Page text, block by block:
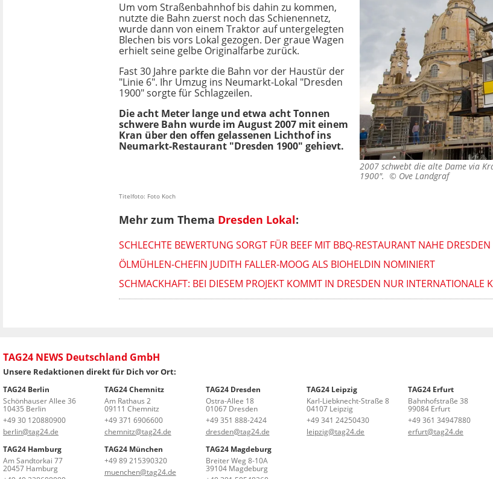
2007 schwebt die alte Dame via
1900". © Ove Landgraf
Um vom Straßenbahnhof bis dahin zu kommen,
nutzte die Bahn zuerst noch das Schienennetz,
wurde dann von einem Traktor auf untergelegten
Blechen bis vors Lokal gezogen. Der graue Wagen
erhielt seine gelbe Originalfarbe zurück.
Fast 30 Jahre parkte die Bahn vor der Haustür der
"Linie 6". Ihr Umzug ins Neumarkt-Lokal "Dresden
1900" sorgte für Schlagzeilen.
Die acht Meter lange und etwa acht Tonnen
schwere Bahn wurde im August 2007 mit einem
Kran über den offen gelassenen Lichthof ins
Neumarkt-Restaurant "Dresden 1900" gehievt.
Titelfoto: Foto Koch
Mehr zum Thema Dresden Lokal:
SCHLECHTE BEWERTUNG SORGT FÜR BEEF MIT BBQ-RESTAURANT NAHE DRESDEN
ÖLMÜHLEN-CHEFIN JUDITH FALLER-MOOG ALS BIOHELDIN NOMINIERT
SCHMACKHAFT: BEI DIESEM PROJEKT KOMMT IN DRESDEN NUR INTERNATIONALE
TAG24 NEWS Deutschland GmbH
Unsere Redaktionen direkt für Dich vor Ort:
TAG24 Berlin
Schönhauser Allee 36
10435 Berlin
+49 30 120880900
berlin@tag24.de
TAG24 Chemnitz
Am Rathaus 2
09111 Chemnitz
+49 371 6906600
chemnitz@tag24.de
TAG24 Dresden
Ostra-Allee 18
01067 Dresden
+49 351 888-2424
dresden@tag24.de
TAG24 Leipzig
Karl-Liebknecht-Straße 8
04107 Leipzig
+49 341 24250430
leipzig@tag24.de
TAG24 Erfurt
Bahnhofstraße 38
99084 Erfurt
+49 361 34947880
erfurt@tag24.de
TAG24 Hamburg
Am Sandtorkai 77
20457 Hamburg
TAG24 München
+49 89 215390320
muenchen@tag24.de
TAG24 Magdeburg
Breiter Weg 8-10A
39104 Magdeburg